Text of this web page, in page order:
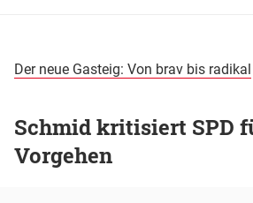
Der neue Gasteig: Von brav bis radikal
Schmid kritisiert SPD
Vorgehen